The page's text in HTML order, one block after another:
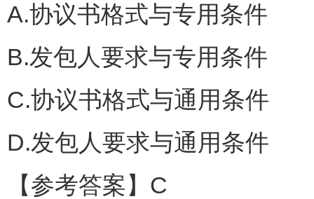
A.协议书格式与专用条件
B.发包人要求与专用条件
C.协议书格式与通用条件
D.发包人要求与通用条件
【参考答案】C